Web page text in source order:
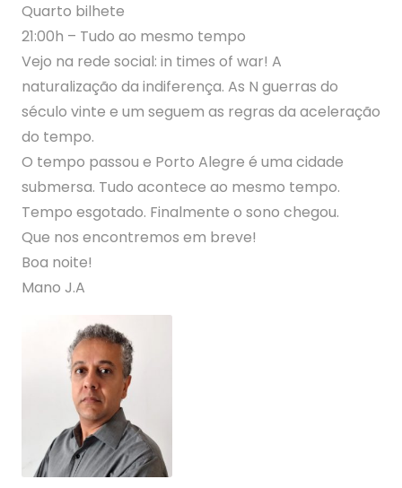
Quarto bilhete
21:00h – Tudo ao mesmo tempo
Vejo na rede social: in times of war! A
naturalização da indiferença. As N guerras do
século vinte e um seguem as regras da aceleração
do tempo.
O tempo passou e Porto Alegre é uma cidade
submersa. Tudo acontece ao mesmo tempo.
Tempo esgotado. Finalmente o sono chegou.
Que nos encontremos em breve!
Boa noite!
Mano J.A